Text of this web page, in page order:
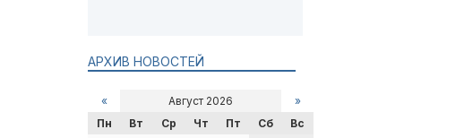
АРХИВ НОВОСТЕЙ
« Август 2026
»
Пн
Вт Ср Чт Пт Сб
Вс